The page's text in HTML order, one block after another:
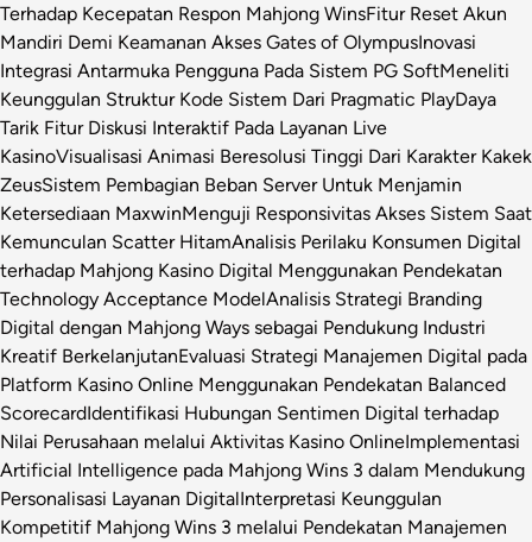
Terhadap Kecepatan Respon Mahjong WinsFitur Reset Akun
Mandiri Demi Keamanan Akses Gates of OlympusInovasi
Integrasi Antarmuka Pengguna Pada Sistem PG SoftMeneliti
Keunggulan Struktur Kode Sistem Dari Pragmatic PlayDaya
Tarik Fitur Diskusi Interaktif Pada Layanan Live
KasinoVisualisasi Animasi Beresolusi Tinggi Dari Karakter Kakek
ZeusSistem Pembagian Beban Server Untuk Menjamin
Ketersediaan MaxwinMenguji Responsivitas Akses Sistem Saat
Kemunculan Scatter HitamAnalisis Perilaku Konsumen Digital
terhadap Mahjong Kasino Digital Menggunakan Pendekatan
Technology Acceptance ModelAnalisis Strategi Branding
Digital dengan Mahjong Ways sebagai Pendukung Industri
Kreatif BerkelanjutanEvaluasi Strategi Manajemen Digital pada
Platform Kasino Online Menggunakan Pendekatan Balanced
ScorecardIdentifikasi Hubungan Sentimen Digital terhadap
Nilai Perusahaan melalui Aktivitas Kasino OnlineImplementasi
Artificial Intelligence pada Mahjong Wins 3 dalam Mendukung
Personalisasi Layanan DigitalInterpretasi Keunggulan
Kompetitif Mahjong Wins 3 melalui Pendekatan Manajemen